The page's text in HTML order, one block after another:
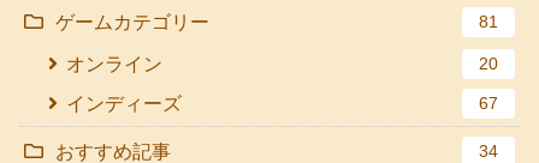
ゲームカテゴリー 81
オンライン 20
インディーズ 67
おすすめ記事 34